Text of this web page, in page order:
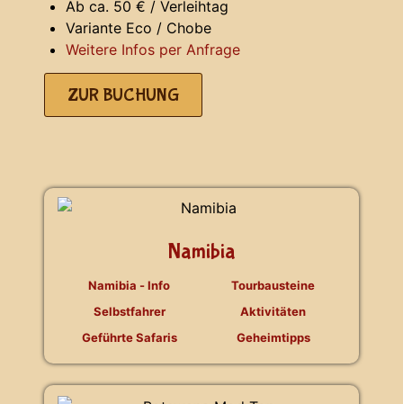
Ab ca. 50 € / Verleihtag
Variante Eco / Chobe
Weitere Infos per Anfrage
ZUR BUCHUNG
Namibia
Namibia - Info
Selbstfahrer
Geführte Safaris
Tourbausteine
Aktivitäten
Geheimtipps